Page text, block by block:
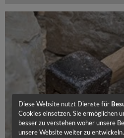
Diese Website nutzt Dienste für
Cookies einsetzen. Sie ermöglichen
besser zu verstehen woher unsere
unsere Website weiter zu entwickeln.